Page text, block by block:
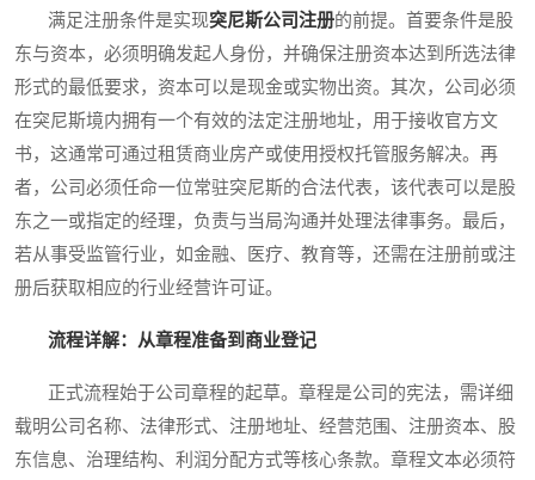
满足注册条件是实现突尼斯公司注册的前提。首要条件是股
东与资本，必须明确发起人身份，并确保注册资本达到所选法律
形式的最低要求，资本可以是现金或实物出资。其次，公司必须
在突尼斯境内拥有一个有效的法定注册地址，用于接收官方文
书，这通常可通过租赁商业房产或使用授权托管服务解决。再
者，公司必须任命一位常驻突尼斯的合法代表，该代表可以是股
东之一或指定的经理，负责与当局沟通并处理法律事务。最后，
若从事受监管行业，如金融、医疗、教育等，还需在注册前或注
册后获取相应的行业经营许可证。
流程详解：从章程准备到商业登记
正式流程始于公司章程的起草。章程是公司的宪法，需详细
载明公司名称、法律形式、注册地址、经营范围、注册资本、股
东信息、治理结构、利润分配方式等核心条款。章程文本必须符